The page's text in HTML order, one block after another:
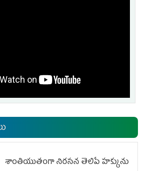
శాంతియుతంగా నిరసన తెలిపే హక్కును